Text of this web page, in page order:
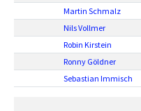
Martin Schmalz
Nils Vollmer
Robin Kirstein
Ronny Göldner
Sebastian Immisch